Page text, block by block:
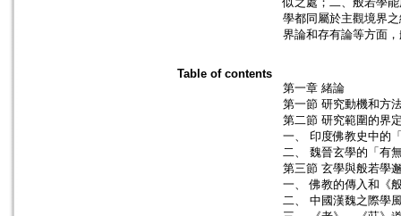
學都同屬於主觀境界
界論和存有論等方面
Table of contents
第一章 緒論
第一節 研究動機和方
第二節 研究範圍的界
一、 印度佛教史中的
二、 魏晉玄學的「有
第三節 玄學與般若學
一、 佛教的傳入和《
二、 中國漢魏之際學